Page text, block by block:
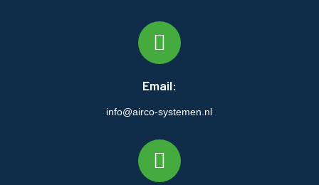
Email:
info@airco-systemen.nl